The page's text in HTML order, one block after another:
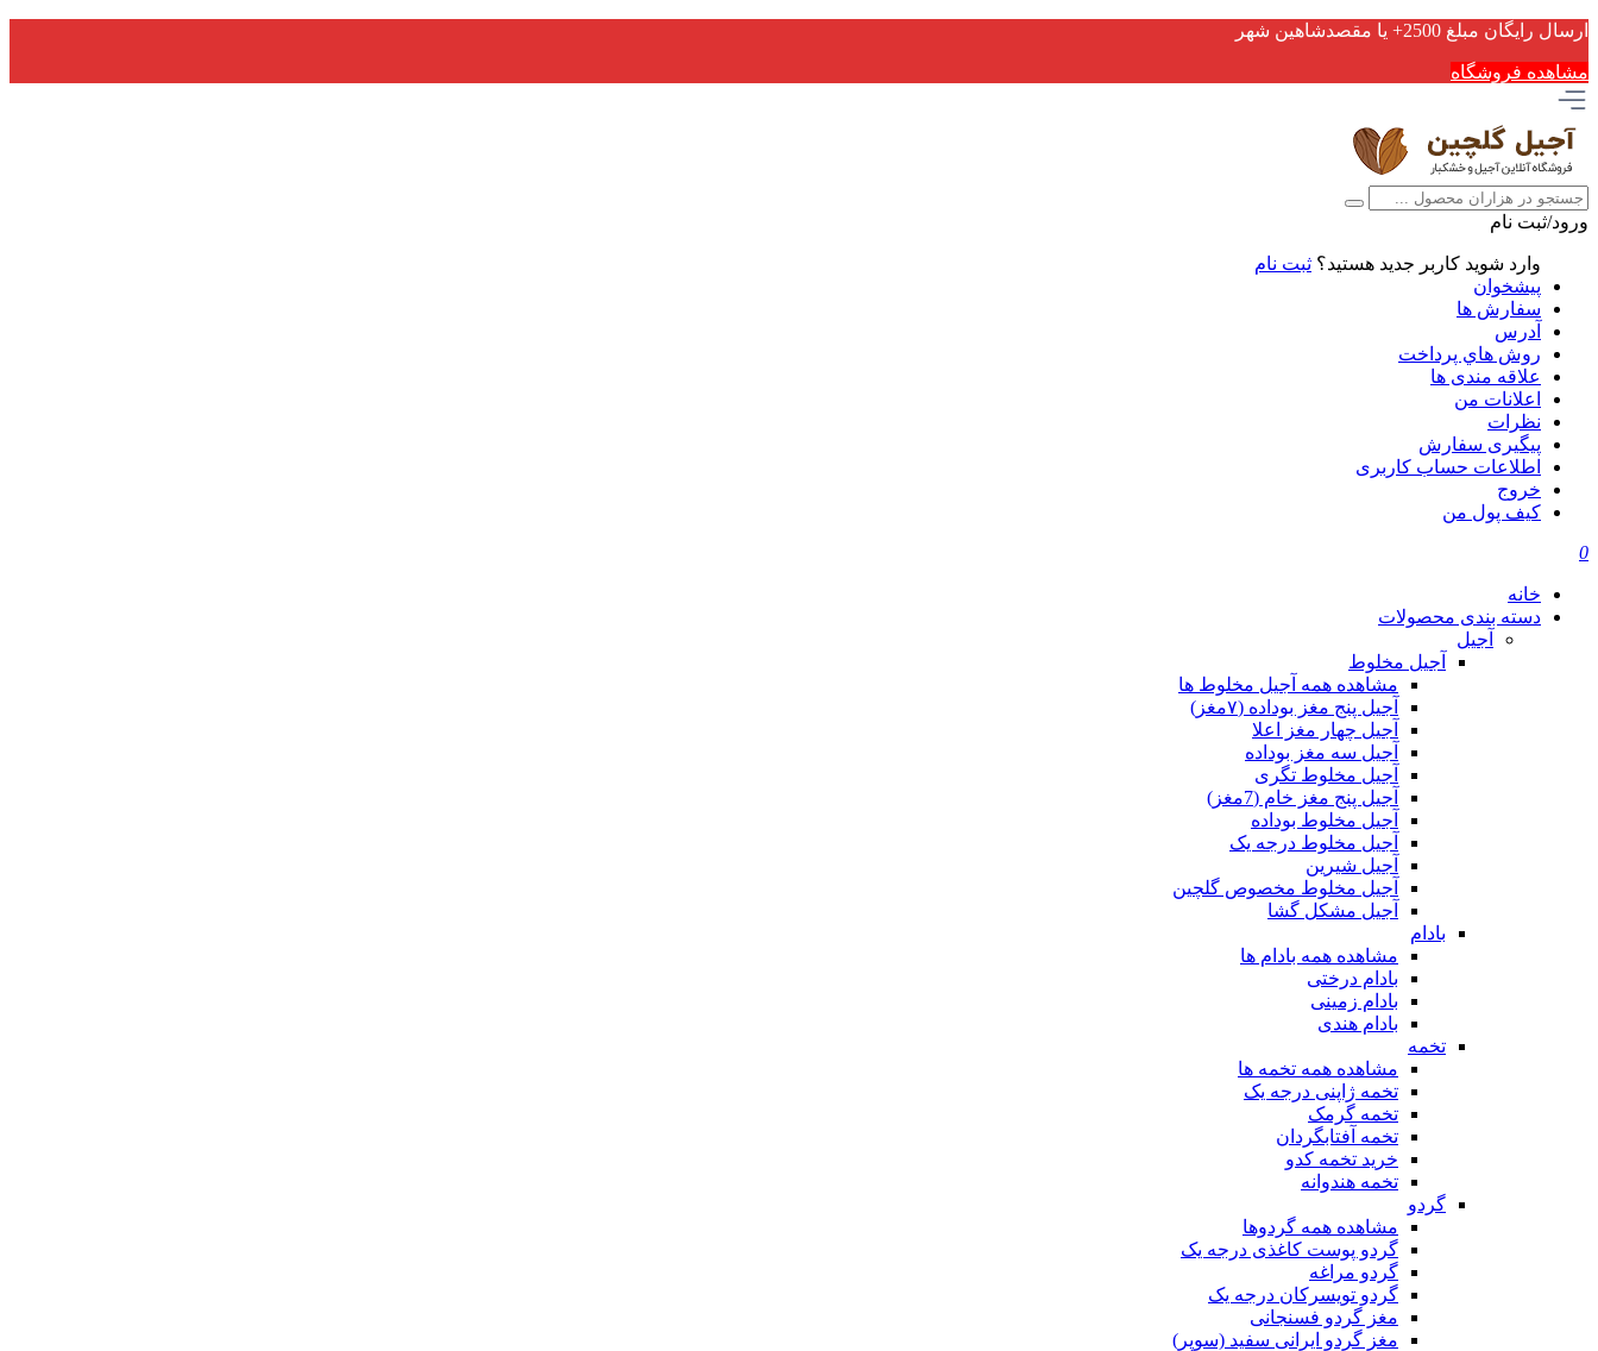
ارسال رایگان مبلغ 2500+ یا مقصدشاهین شهر
مشاهده فروشگاه
ورود/ثبت نام
وارد شوید کاربر جدید هستید؟ ثبت نام
پیشخوان
سفارش ها
آدرس
روش هاي پرداخت
علاقه مندی ها
اعلانات من
نظرات
پیگیری سفارش
اطلاعات حساب كاربری
خروج
کیف پول من
0
خانه
دسته بندی محصولات
آجیل
آجیل مخلوط
مشاهده همه آجیل مخلوط ها
آجیل پنج مغز بوداده (۷مغز)
آجیل چهار مغز اعلا
آجیل سه مغز بوداده
آجیل مخلوط تگری
آجیل پنج مغز خام (7مغز)
آجیل مخلوط بوداده
آجیل مخلوط درجه یک
آجیل شیرین
آجیل مخلوط مخصوص گلچین
آجیل مشکل گشا
بادام
مشاهده همه بادام ها
بادام درختی
بادام زمینی
بادام هندی
تخمه
مشاهده همه تخمه ها
تخمه ژاپنی درجه یک
تخمه گرمک
تخمه آفتابگردان
خرید تخمه کدو
تخمه هندوانه
گردو
مشاهده همه گردوها
گردو پوست کاغذی درجه یک
گردو مراغه
گردو تویسرکان درجه یک
مغز گردو فسنجانی
مغز گردو ایرانی سفید (سوپر)